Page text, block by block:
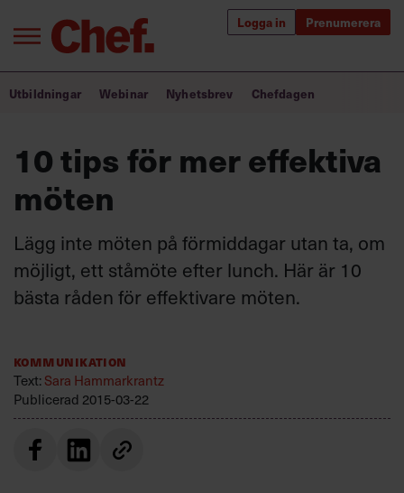
Logga in Prenumerera
Om oss
Kontakta oss
Kundservice
Villkor och policy för
personuppgiftsbehandling
Bra ledare förändrar världen
Utbildning för ledare
Chefakademin+
Populära utbildningar
Utbildningar Webinar Nyhetsbrev Chefdagen
10 tips för mer effektiva
möten
Lägg inte möten på förmiddagar utan ta, om
möjligt, ett ståmöte efter lunch. Här är 10
bästa råden för effektivare möten.
Kommunikation
Text: Sara Hammarkrantz
Publicerad 2015-03-22